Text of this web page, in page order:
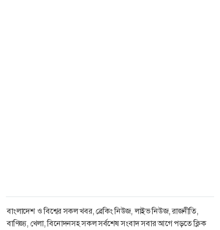
বাংলাদেশ ও বিশ্বের সকল খবর, ব্রেকিং নিউজ, লাইভ নিউজ, রাজনীতি,
বাণিজ্য, খেলা, বিনোদনসহ সকল সর্বশেষ সংবাদ সবার আগে পড়তে ক্লিক